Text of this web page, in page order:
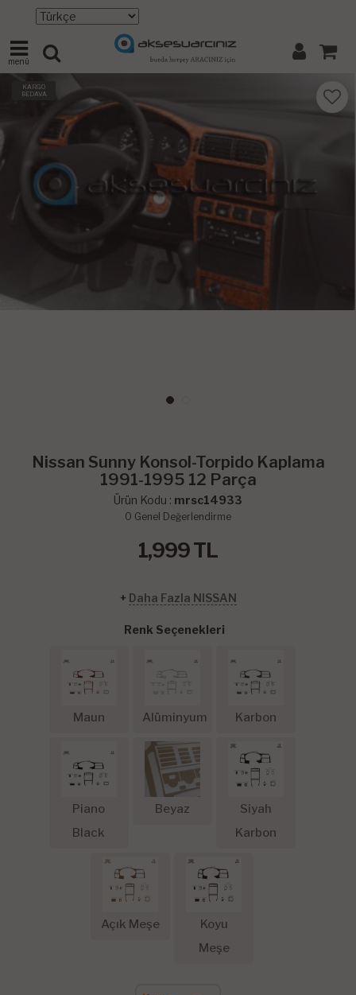
menü
KARGO
BEDAVA
Nissan Sunny Konsol-Torpido Kaplama
1991-1995 12 Parça
Ürün Kodu : mrsc14933
0 Genel Değerlendirme
1,999TL
+ Daha Fazla NISSAN
Renk Seçenekleri
Maun Alüminyum Karbon
Piano
Black
Beyaz
Siyah
Karbon
Açık Meşe
Koyu
Meşe